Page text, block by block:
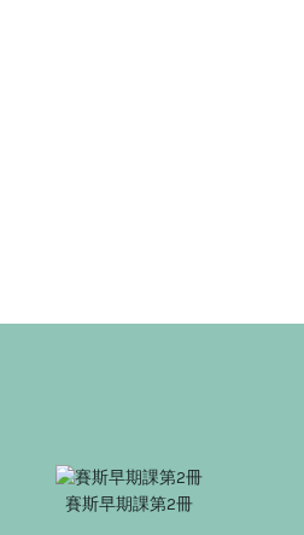
賽斯早期課第2冊